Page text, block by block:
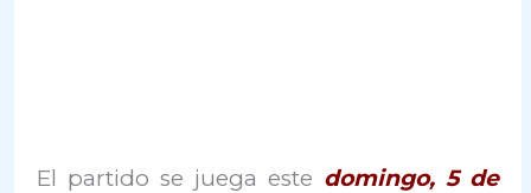
El partido se juega este domingo, 5 de